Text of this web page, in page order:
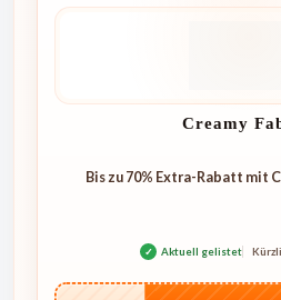
Creamy
Bis zu 70% Extra-Rabatt mit
✓ Aktuell gelistet